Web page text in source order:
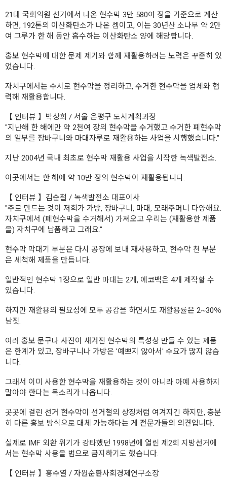
21대 국회의원 선거에서 나온 현수막 3만 580여 장을 기준으로 계산
하면, 192톤의 이산화탄소가 나온 셈이고, 이는 30년산 소나무 약 2만
여 그루가 한 해 동안 흡수하는 이산화탄소 양에 해당합니다.
홍보 현수막에 대한 문제 제기와 함께 재활용하려는 노력은 꾸준히 있
었습니다.
자치구에서는 수시로 현수막을 정리하고, 수거한 현수막을 업체와 협
력해 재활용합니다.
【 인터뷰 】박상희 / 서울 은평구 도시계획과장
"지난해 한 해에만 약 2천여 장의 현수막을 수거했고 수거한 폐현수막
의 일부를 장바구니와 마대자루로 재활용하는 사업을 시행했습니다."
지난 2004년 국내 최초로 현수막 재활용 사업을 시작한 녹색발전소.
이곳에서는 한 해에 약 10만 장의 현수막이 재활용됩니다.
【 인터뷰 】김순철 / 녹색발전소 대표이사
"주로 만드는 것이 저희가 가방, 장바구니, 마대, 모래주머니 다양해요.
자치구에서 (폐현수막을 수거해서) 가져오고 우리는 (재활용한 제품
을) 자치구에 납품하고 그래요."
현수막 막대기 부분은 다시 공장에 보내 재사용하고, 현수막 천 부분
은 세척해 제품을 만듭니다.
일반적인 현수막 1장으로 일반 마대는 2개, 에코백은 4개 제작할 수
있습니다.
하지만 재활용의 필요성에 모두 공감을 하면서도 재활용률은 2~30％
남짓.
여러 홍보 문구나 사진이 새겨진 현수막의 특성상 만들 수 있는 제품
은 한계가 있고, 장바구니나 가방은 '예쁘지 않아서' 수요가 많지 않습
니다.
그래서 이미 사용한 현수막을 재활용하는 것이 아니라 아예 사용하지
말아야 한다는 목소리가 나옵니다.
곳곳에 걸린 선거 현수막이 선거철의 상징처럼 여겨지긴 하지만, 충분
히 다른 홍보 방식으로 대체 가능하다는 게 전문가들의 의견입니다.
실제로 IMF 외환 위기가 강타했던 1998년에 열린 제2회 지방선거에
서는 현수막 사용을 법으로 금지하기도 했습니다.
【 인터뷰 】홍수열 / 자원순환사회경제연구소장